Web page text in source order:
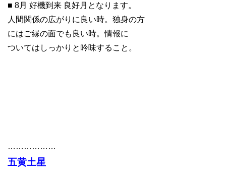
■ 8月 好機到来 良好月となります。
人間関係の広がりに良い時。独身の方
にはご縁の面でも良い時。情報に
ついてはしっかりと吟味すること。
………………
五黄土星